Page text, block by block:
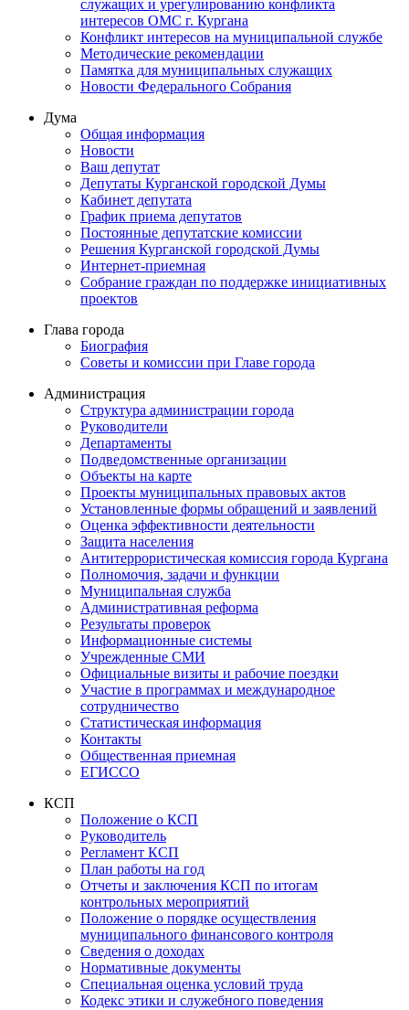
служащих и урегулированию конфликта
интересов ОМС г. Кургана
Конфликт интересов на муниципальной службе
Методические рекомендации
Памятка для муниципальных служащих
Новости Федерального Cобрания
Дума
Общая информация
Новости
Ваш депутат
Депутаты Курганской городской Думы
Кабинет депутата
График приема депутатов
Постоянные депутатские комиссии
Решения Курганской городской Думы
Интернет-приемная
Собрание граждан по поддержке инициативных
проектов
Глава города
Биография
Советы и комиссии при Главе города
Администрация
Структура администрации города
Руководители
Департаменты
Подведомственные организации
Объекты на карте
Проекты муниципальных правовых актов
Установленные формы обращений и заявлений
Оценка эффективности деятельности
Защита населения
Антитеррористическая комиссия города Кургана
Полномочия, задачи и функции
Муниципальная служба
Административная реформа
Результаты проверок
Информационные системы
Учрежденные СМИ
Официальные визиты и рабочие поездки
Участие в программах и международное
сотрудничество
Статистическая информация
Контакты
Общественная приемная
ЕГИССО
КСП
Положение о КСП
Руководитель
Регламент КСП
План работы на год
Отчеты и заключения КСП по итогам
контрольных мероприятий
Положение о порядке осуществления
муниципального финансового контроля
Сведения о доходах
Нормативные документы
Специальная оценка условий труда
Кодекс этики и служебного поведения